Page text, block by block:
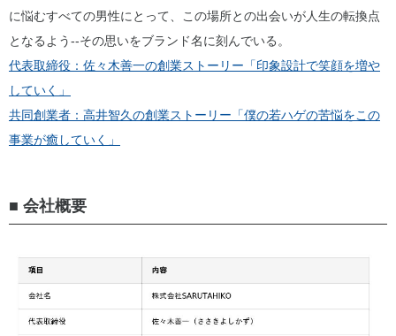
に悩むすべての男性にとって、この場所との出会いが人生の転換点
となるよう--その思いをブランド名に刻んでいる。
代表取締役：佐々木善一の創業ストーリー「印象設計で笑顔を増や
していく」
共同創業者：高井智久の創業ストーリー「僕の若ハゲの苦悩をこの
事業が癒していく」
■ 会社概要